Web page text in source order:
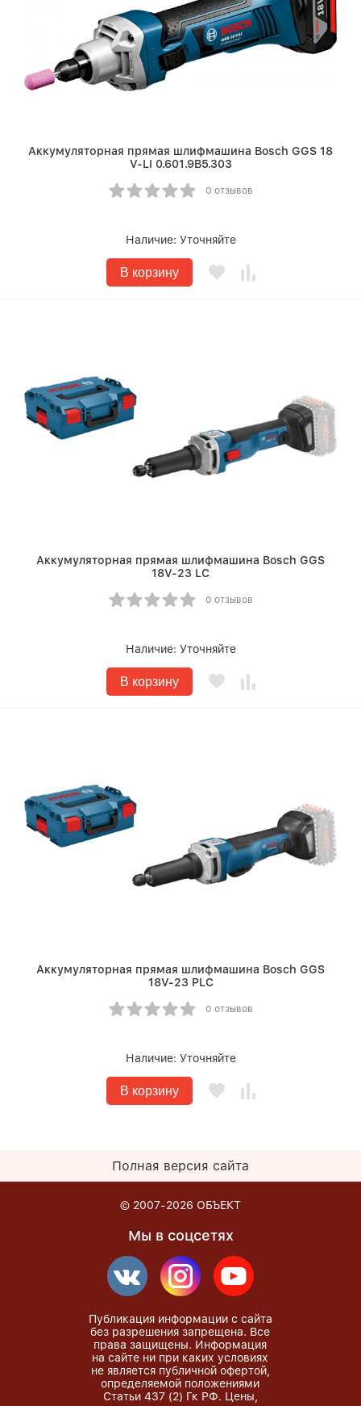
Аккумуляторная прямая шлифмашина Bosch GGS 18
V-LI 0.601.9B5.303
0 отзывов
Наличие: Уточняйте
В корзину
Аккумуляторная прямая шлифмашина Bosch GGS
18V-23 LC
0 отзывов
Наличие: Уточняйте
В корзину
Аккумуляторная прямая шлифмашина Bosch GGS
18V-23 PLC
0 отзывов
Наличие: Уточняйте
В корзину
Полная версия сайта
© 2007-2026 ОБЪЕКТ
Мы в соцсетях
Публикация информации с сайта
без разрешения запрещена. Все
права защищены. Информация
на сайте ни при каких условиях
не является публичной офертой,
определяемой положениями
Статьи 437 (2) Гк РФ. Цены,